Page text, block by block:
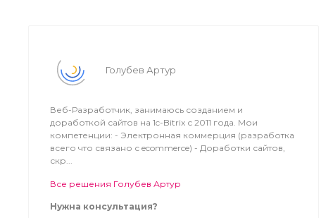
Голубев Артур
Веб-Разработчик, занимаюсь созданием и
доработкой сайтов на 1c-Bitrix с 2011 года. Мои
компетенции: - Электронная коммерция (разработка
всего что связано с ecommerce) - Доработки сайтов,
скр...
Все решения Голубев Артур
Нужна консультация?